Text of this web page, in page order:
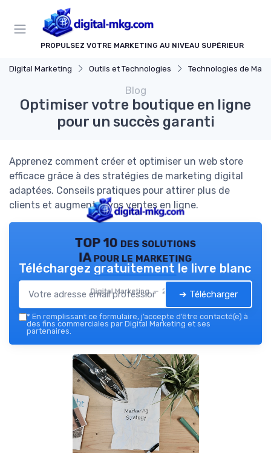
PROPULSEZ VOTRE MARKETING AU NIVEAU SUPÉRIEUR
Digital Marketing Outils et Technologies Technologies de Marketing
Blog
Optimiser votre boutique en ligne
pour un succès garanti
Apprenez comment créer et optimiser un web store
efficace grâce à des stratégies de marketing digital
adaptées. Conseils pratiques pour attirer plus de
clients et augmenter vos ventes en ligne.
TOP 10 des solutions
IA pour le marketing
Digital Marketing — 2026
Téléchargez gratuitement le livre blanc
➔ Télécharger
* En remplissant ce formulaire, j’accepte d’être contacté(e) à
des fins commerciales par Digital Marketing et ses
partenaires.
Panneau de gestion des cookies